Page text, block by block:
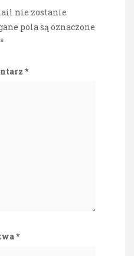
nie zostanie
pola są oznaczone
*
*
*